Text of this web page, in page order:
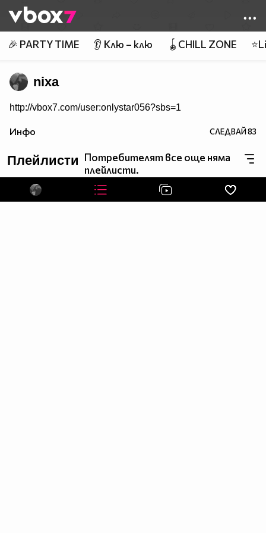
👾
🎉 PARTY TIME 👂 Клю – клю 🪀CHILL ZONE
nixa
http://vbox7.com/user:onlystar056?sbs=1
Инфо СЛЕДВАЙ83
Плейлисти Потребителят все още няма
плейлисти.